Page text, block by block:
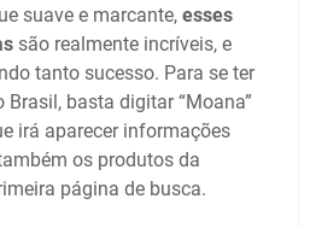
suave e marcante, esses
são realmente incríveis, e
tanto sucesso. Para se ter
basta digitar “Moana”
irá aparecer informações
os produtos da
página de busca.